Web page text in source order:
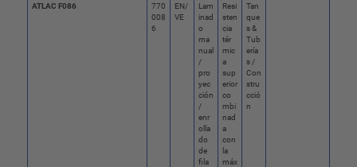
ATLAC F086
770
008
6
EN/
VE
Lam
inad
o
ma
nual
/
pro
yec
ción
/
enr
olla
do
de
fila
Resi
sten
cia
tér
mic
a
sup
erior
co
mbi
nad
a
con
la
máx
Tan
que
s &
Tub
ería
s /
Con
stru
cció
n